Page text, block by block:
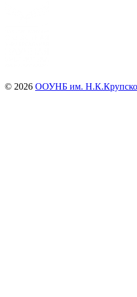
© 2026 ООУНБ им.